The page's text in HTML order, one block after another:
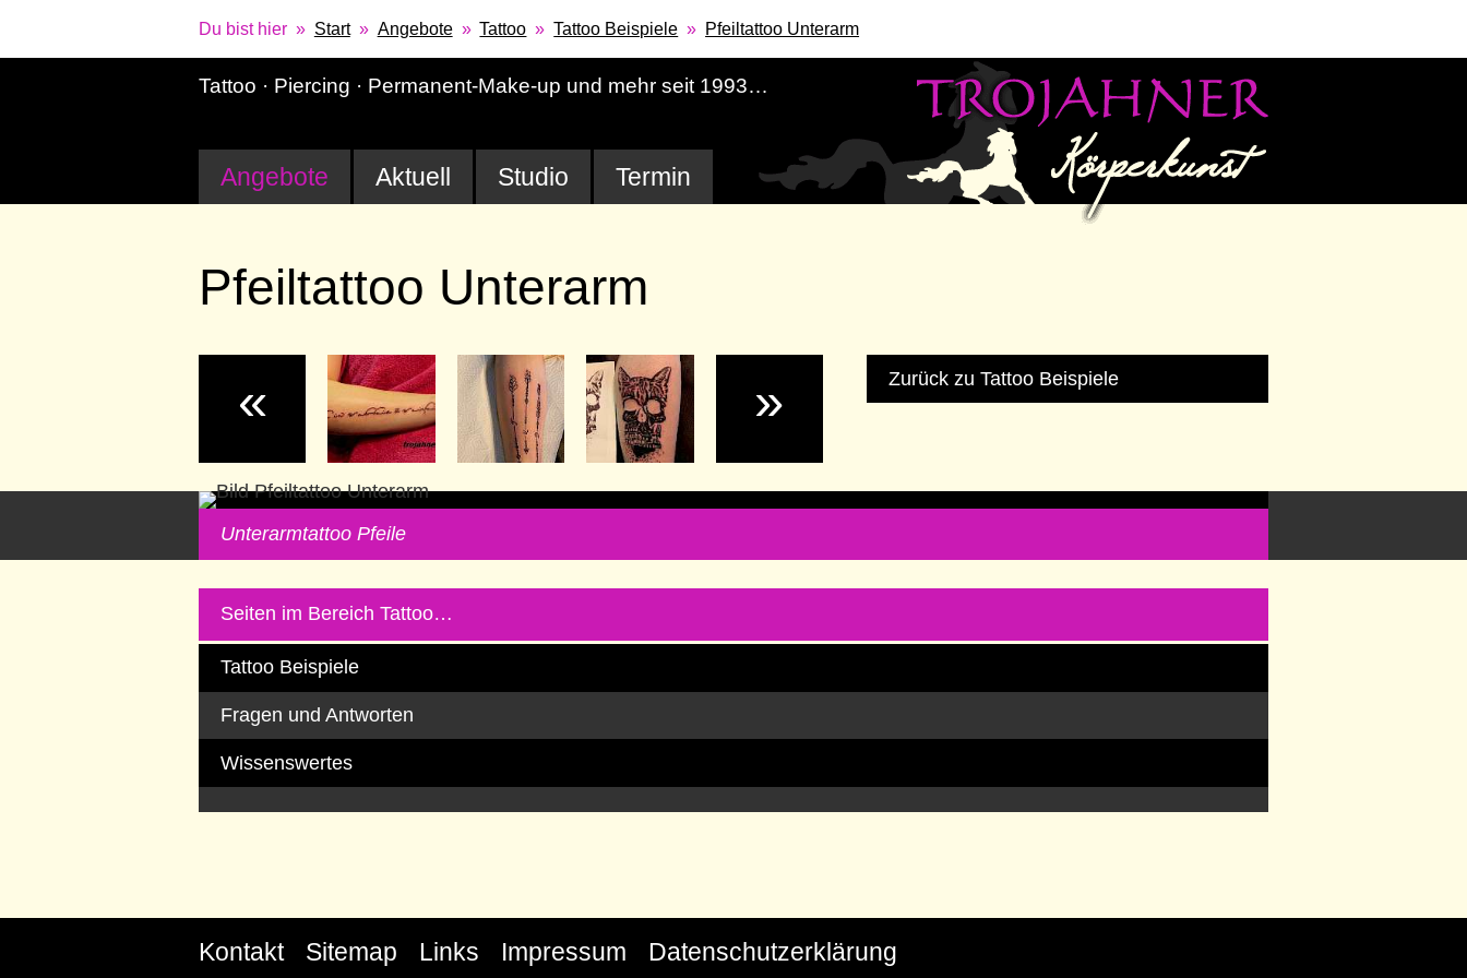
Du bist hier Start Angebote Tattoo Tattoo Beispiele Pfeiltattoo Unterarm
Tattoo · Piercing · Permanent-Make-up und mehr seit 1993…
Angebote Aktuell Studio Termin
Pfeiltattoo Unterarm
« » Zurück zu Tattoo Beispiele
Unterarmtattoo Pfeile
Seiten im Bereich Tattoo…
Tattoo Beispiele
Fragen und Antworten
Wissenswertes
Kontakt Sitemap Links Impressum Datenschutzerklärung